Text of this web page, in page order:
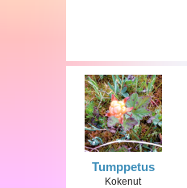
Tumppetus
Kokenut